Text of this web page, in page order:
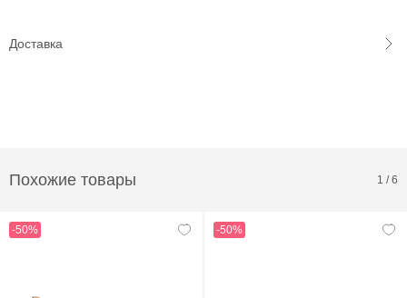
Доставка
Похожие товары 1 /6
-50% -50%